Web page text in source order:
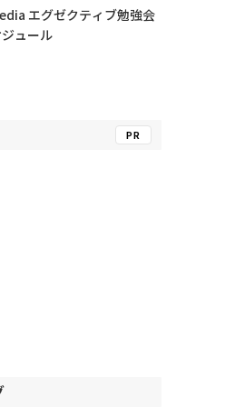
エグゼクティブ勉強会
ュール
PR